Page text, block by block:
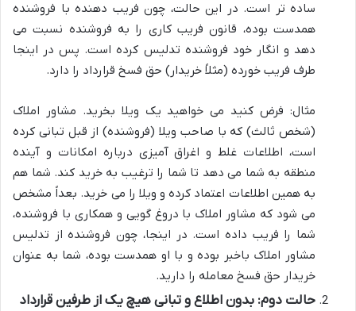
ساده تر است. در این حالت، چون فریب دهنده با فروشنده
همدست بوده، قانون فریب کاری را به فروشنده نسبت می
دهد و انگار خود فروشنده تدلیس کرده است. پس در اینجا
طرف فریب خورده (مثلاً خریدار) حق فسخ قرارداد را دارد.
مثال: فرض کنید می خواهید یک ویلا بخرید. مشاور املاک
(شخص ثالث) که با صاحب ویلا (فروشنده) از قبل تبانی کرده
است، اطلاعات غلط و اغراق آمیزی درباره امکانات و آینده
منطقه به شما می دهد تا شما را ترغیب به خرید کند. شما هم
به همین اطلاعات اعتماد کرده و ویلا را می خرید. بعداً مشخص
می شود که مشاور املاک با دروغ گویی و همکاری با فروشنده،
شما را فریب داده است. در اینجا، چون فروشنده از تدلیس
مشاور املاک باخبر بوده و با او همدست بوده، شما به عنوان
خریدار حق فسخ معامله را دارید.
حالت دوم: بدون اطلاع و تبانی هیچ یک از طرفین قرارداد